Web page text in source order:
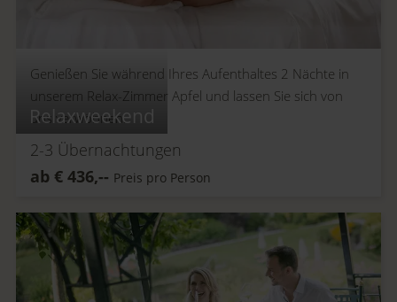
Relaxweekend
Genießen Sie während Ihres Aufenthaltes 2 Nächte in
unserem Relax-Zimmer Apfel und lassen Sie sich von
uns verwöhnen.
2-3 Übernachtungen
ab € 436,-- Preis pro Person